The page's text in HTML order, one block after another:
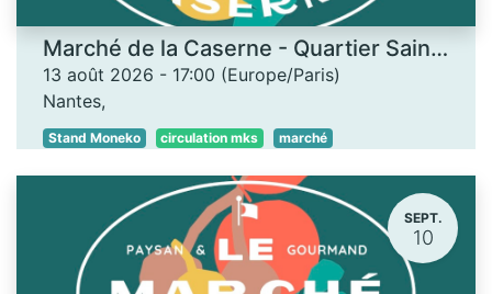
Marché de la Caserne - Quartier Saint-Donatien
13 août 2026 - 17:00 (Europe/Paris)
Nantes,
Stand Moneko circulation mks marché
SEPT.
10